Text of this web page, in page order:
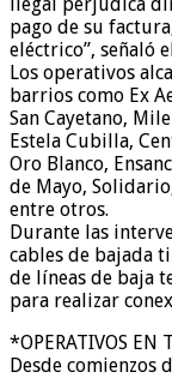
pago de su
eléctrico”, señaló
Los operativos
barrios como Ex
San Cayetano,
Estela Cubilla,
Oro Blanco,
de Mayo,
entre otros.
Durante las
cables de bajada
de líneas de baja
para realizar
*OPERATIVOS EN
Desde comienzos